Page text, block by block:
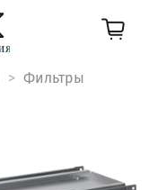
Фильтры